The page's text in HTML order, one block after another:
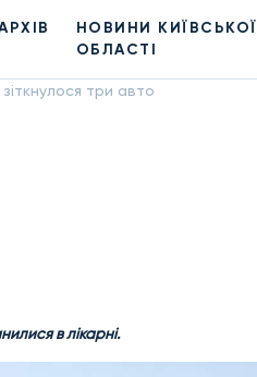
НОВИНИ КИЇВСЬКОЇ
ОБЛАСТІ
три авто
в лікарні.